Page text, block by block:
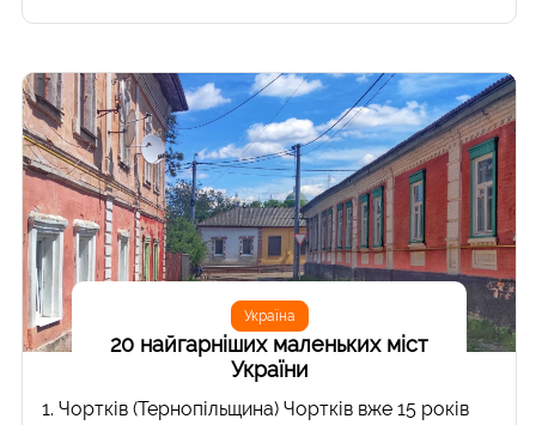
Україна
20 найгарніших маленьких міст
України
1. Чортків (Тернопільщина) Чортків вже 15 років